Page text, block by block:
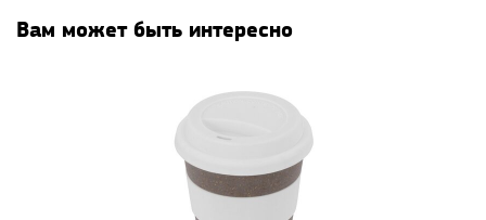
Вам может быть интересно